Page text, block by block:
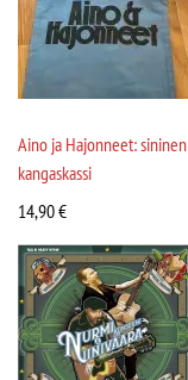
Aino ja Hajonneet: sininen
kangaskassi
14,90€